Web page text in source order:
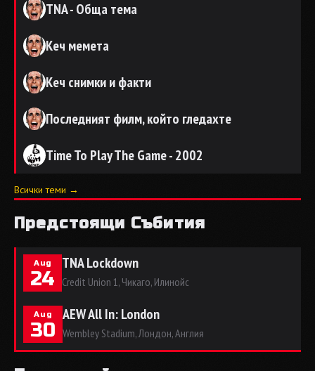
TNA - Обща тема
Кеч мемета
Кеч снимки и факти
Последният филм, който гледахте
Time To Play The Game - 2002
Всички теми →
Предстоящи Събития
Aug
24
TNA Lockdown
Credit Union 1, Чикаго, Илинойс
Aug
30
AEW All In: London
Wembley Stadium, Лондон, Англия